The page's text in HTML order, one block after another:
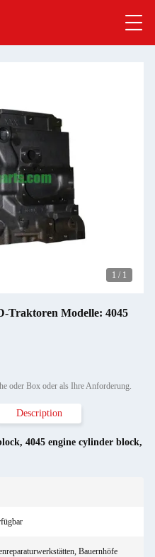
1 / 1
Traktoren Modelle: 4045
oder Box oder als Ihre Anforderung.
Description
, 4045 engine cylinder block,
Bauernhöfe